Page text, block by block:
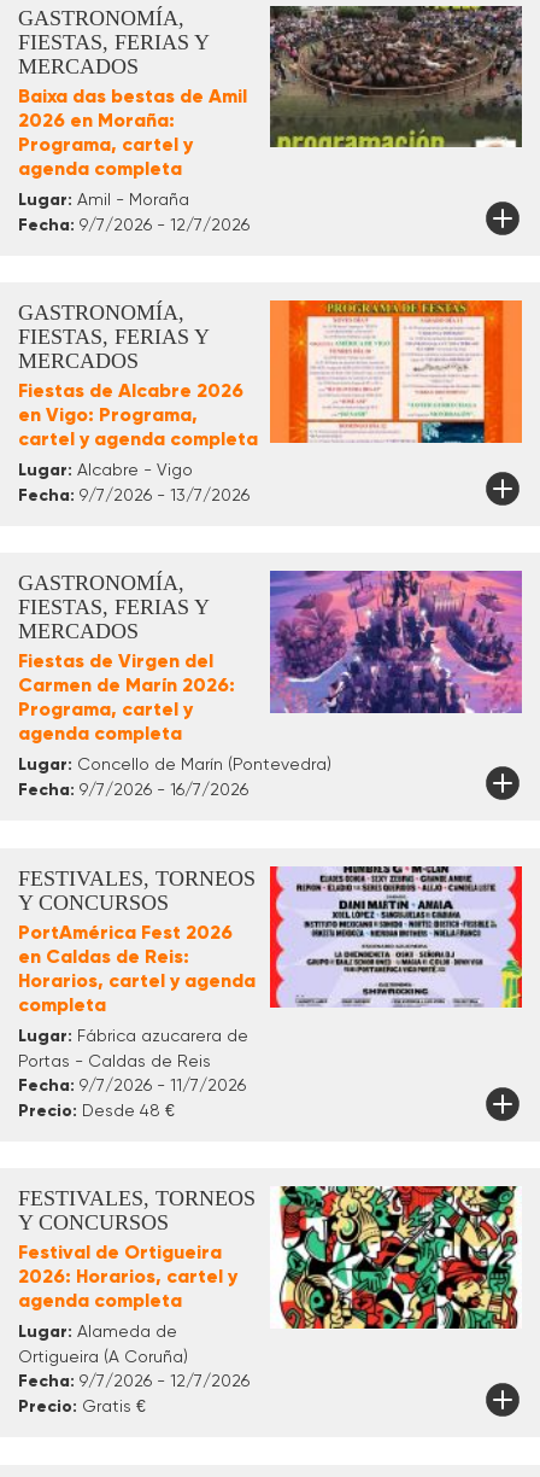
GASTRONOMÍA,
FIESTAS, FERIAS Y
MERCADOS
Baixa das bestas de Amil
2026 en Moraña:
Programa, cartel y
agenda completa
Lugar: Amil - Moraña
Fecha: 9/7/2026 - 12/7/2026
GASTRONOMÍA,
FIESTAS, FERIAS Y
MERCADOS
Fiestas de Alcabre 2026
en Vigo: Programa,
cartel y agenda completa
Lugar: Alcabre - Vigo
Fecha: 9/7/2026 - 13/7/2026
GASTRONOMÍA,
FIESTAS, FERIAS Y
MERCADOS
Fiestas de Virgen del
Carmen de Marín 2026:
Programa, cartel y
agenda completa
Lugar: Concello de Marín (Pontevedra)
Fecha: 9/7/2026 - 16/7/2026
FESTIVALES, TORNEOS
Y CONCURSOS
PortAmérica Fest 2026
en Caldas de Reis:
Horarios, cartel y agenda
completa
Lugar: Fábrica azucarera de
Portas - Caldas de Reis
Fecha: 9/7/2026 - 11/7/2026
Precio: Desde 48 €
FESTIVALES, TORNEOS
Y CONCURSOS
Festival de Ortigueira
2026: Horarios, cartel y
agenda completa
Lugar: Alameda de
Ortigueira (A Coruña)
Fecha: 9/7/2026 - 12/7/2026
Precio: Gratis €